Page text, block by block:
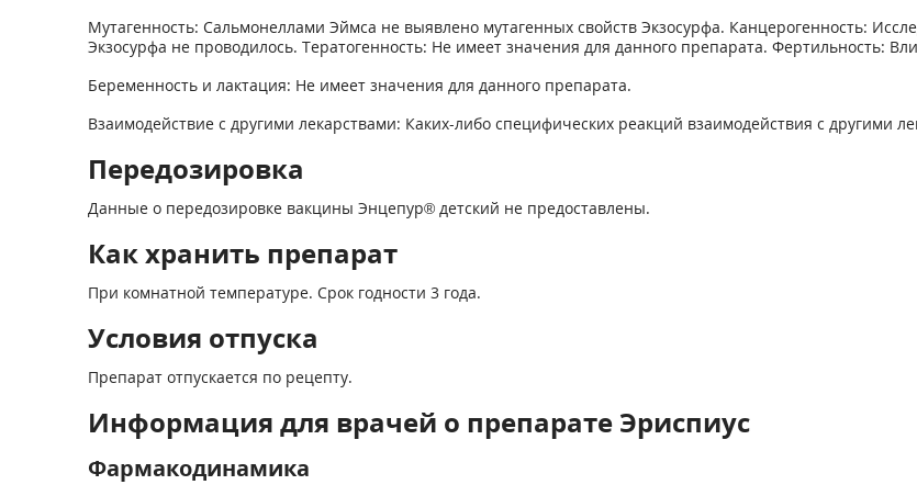
Мутагенность: Сальмонеллами Эймса не выявлено мутагенных свойств Экзосурфа. Канцерогенность:
Экзосурфа не проводилось. Тератогенность: Не имеет значения для данного препарата. Фертильность:
Беременность и лактация: Не имеет значения для данного препарата.
Взаимодействие с другими лекарствами: Каких-либо специфических реакций взаимодействия с другими
Передозировка
Данные о передозировке вакцины Энцепур®детский не предоставлены.
Как хранить препарат
При комнатной температуре. Срок годности 3 года.
Условия отпуска
Препарат отпускается по рецепту.
Информация для врачей о препарате Эриспиус
Фармакодинамика